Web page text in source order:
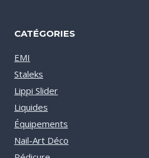
CATÉGORIES
EMI
Staleks
Lippi Slider
Liquides
Équipements
Nail-Art Déco